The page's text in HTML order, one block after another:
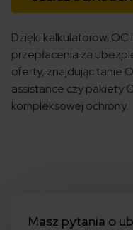
Dzięki kalkulatorowi OC
przepłacenia za
oferty, znajdując tanie
assistance czy pakiety
kompleksowej ochrony.
Masz pytania o